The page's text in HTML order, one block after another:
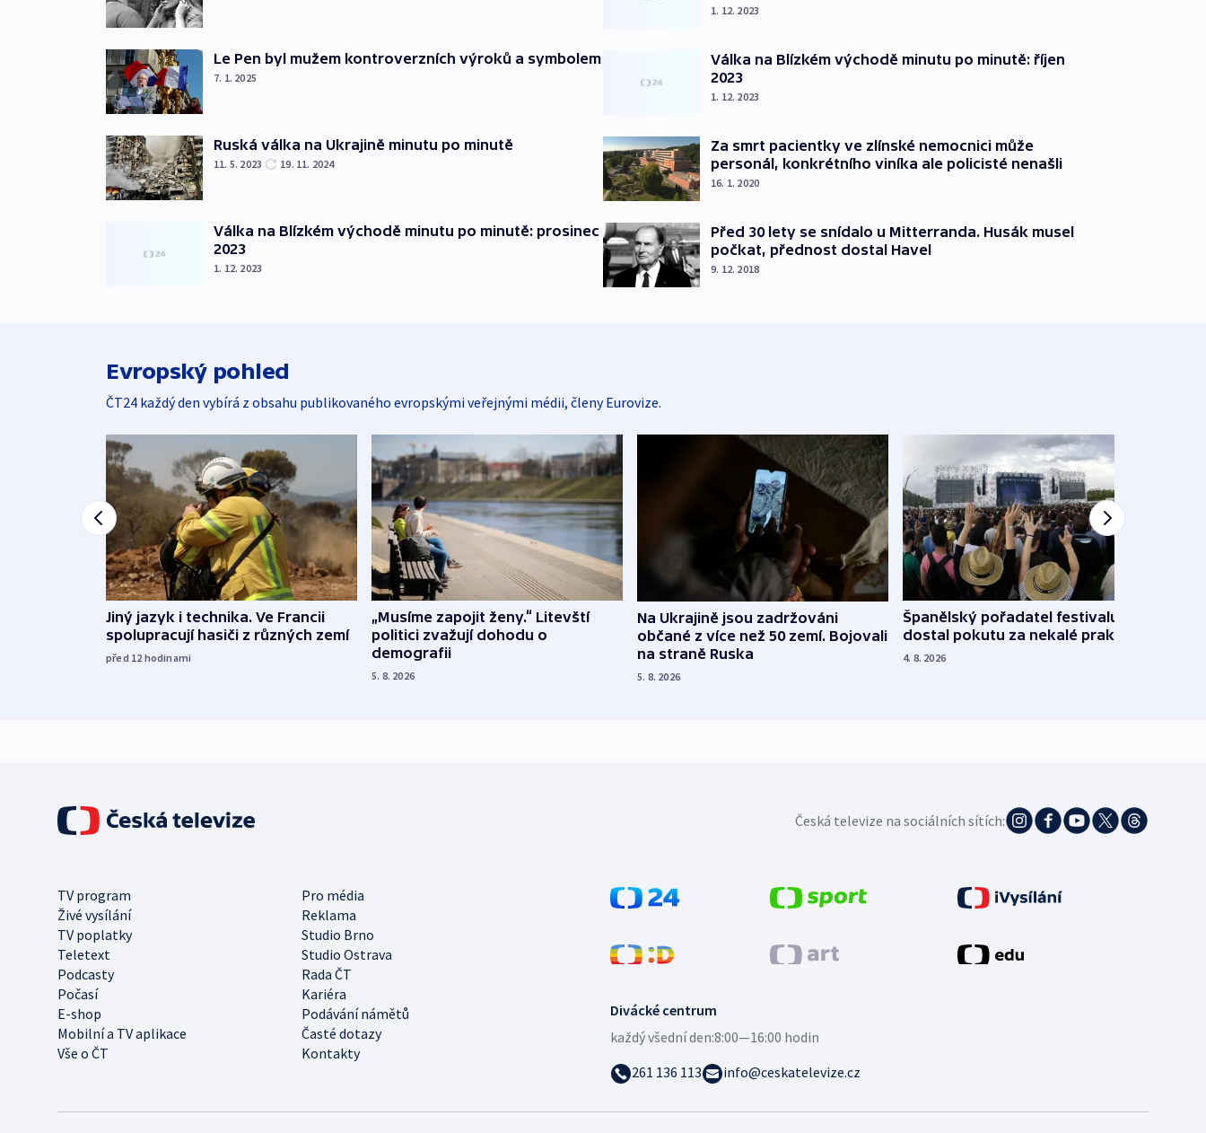
Le Pen byl mužem kontroverzních výroků a symbolem
7. 1. 2025
Ruská válka na Ukrajině minutu po minutě
11. 5. 2023 19. 11. 2024
Válka na Blízkém východě minutu po minutě: prosinec
2023
1. 12. 2023
1. 12. 2023
Válka na Blízkém východě minutu po minutě: říjen
2023
1. 12. 2023
Za smrt pacientky ve zlínské nemocnici může
personál, konkrétního viníka ale policisté nenašli
16. 1. 2020
Před 30 lety se snídalo u Mitterranda. Husák musel
počkat, přednost dostal Havel
9. 12. 2018
Evropský pohled
ČT24 každý den vybírá z obsahu publikovaného evropskými veřejnými médii, členy Eurovize.
Jiný jazyk i technika. Ve Francii
spolupracují hasiči z různých zemí
před 12 hodinami
„Musíme zapojit ženy.“ Litevští
politici zvažují dohodu o
demografii
5. 8. 2026
Na Ukrajině jsou zadržováni
občané z více než 50 zemí. Bojovali
na straně Ruska
5. 8. 2026
Španělský pořadatel festivalu
dostal pokutu za nekalé praktiky
4. 8. 2026
Česká televize na sociálních sítích:
TV program
Pro média
Živé vysílání
Reklama
TV poplatky
Studio Brno
Teletext
Studio Ostrava
Podcasty
Rada ČT
Počasí
Kariéra
E-shop
Podávání námětů
Mobilní a TV aplikace
Časté dotazy
Vše o ČT
Kontakty
Divácké centrum
každý všední den:8:00—16:00 hodin
261 136 113
info@ceskatelevize.cz